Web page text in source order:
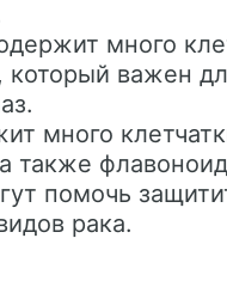
много
который важен
много
также
помочь
рака.